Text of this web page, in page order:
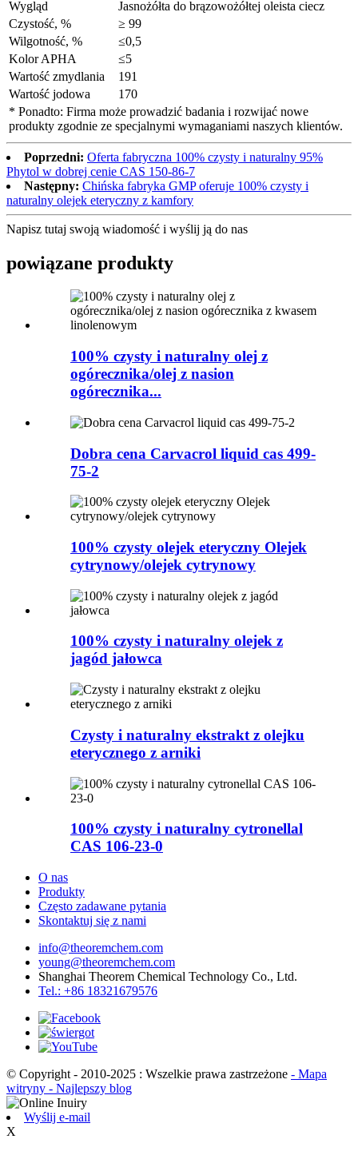
Wygląd
Jasnożółta do brązowożółtej oleista ciecz
Czystość, %
≥ 99
Wilgotność, %
≤0,5
Kolor APHA
≤5
Wartość zmydlania
191
Wartość jodowa
170
* Ponadto: Firma może prowadzić badania i rozwijać nowe
produkty zgodnie ze specjalnymi wymaganiami naszych klientów.
Poprzedni: Oferta fabryczna 100% czysty i naturalny 95%
Phytol w dobrej cenie CAS 150-86-7
Następny: Chińska fabryka GMP oferuje 100% czysty i
naturalny olejek eteryczny z kamfory
Napisz tutaj swoją wiadomość i wyślij ją do nas
powiązane produkty
100% czysty i naturalny olej z
ogórecznika/olej z nasion
ogórecznika...
Dobra cena Carvacrol liquid cas 499-
75-2
100% czysty olejek eteryczny Olejek
cytrynowy/olejek cytrynowy
100% czysty i naturalny olejek z
jagód jałowca
Czysty i naturalny ekstrakt z olejku
eterycznego z arniki
100% czysty i naturalny cytronellal
CAS 106-23-0
O nas
Produkty
Często zadawane pytania
Skontaktuj się z nami
info@theoremchem.com
young@theoremchem.com
Shanghai Theorem Chemical Technology Co., Ltd.
Tel.: +86 18321679576
© Copyright - 2010-2025 : Wszelkie prawa zastrzeżone - Mapa
witryny - Najlepszy blog
Wyślij e-mail
X